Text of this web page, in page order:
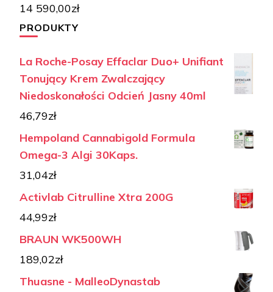
14 590,00zł
PRODUKTY
La Roche-Posay Effaclar Duo+ Unifiant
Tonujący Krem Zwalczający
Niedoskonałości Odcień Jasny 40ml
46,79zł
Hempoland Cannabigold Formula
Omega-3 Algi 30Kaps.
31,04zł
Activlab Citrulline Xtra 200G
44,99zł
BRAUN WK500WH
189,02zł
Thuasne - MalleoDynastab